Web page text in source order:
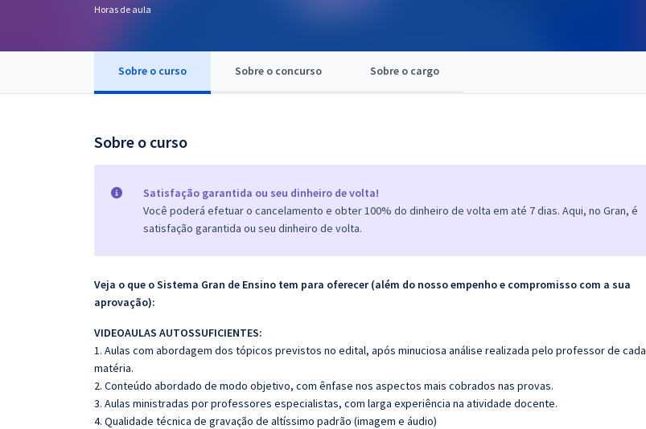
OAB
Questões grátis
Conteúdo gratuito
Horas de aula
Sobre o curso Sobre o concurso Sobre o cargo
Sobre o curso
Satisfação garantida ou seu dinheiro de volta!
Você poderá efetuar o cancelamento e obter 100% do dinheiro de volta em até 7 dias. Aqui, no Gran, é
satisfação garantida ou seu dinheiro de volta.
Veja o que o Sistema Gran de Ensino tem para oferecer (além do nosso empenho e compromisso com a sua
aprovação):
VIDEOAULAS AUTOSSUFICIENTES:
1. Aulas com abordagem dos tópicos previstos no edital, após minuciosa análise realizada pelo professor de cada
matéria.
2. Conteúdo abordado de modo objetivo, com ênfase nos aspectos mais cobrados nas provas.
3. Aulas ministradas por professores especialistas, com larga experiência na atividade docente.
4. Qualidade técnica de gravação de altíssimo padrão (imagem e áudio)